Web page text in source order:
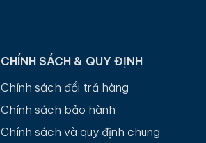
CHÍNH SÁCH & QUY ĐỊNH
Chính sách đổi trả hàng
Chính sách bảo hành
Chính sách và quy định chung